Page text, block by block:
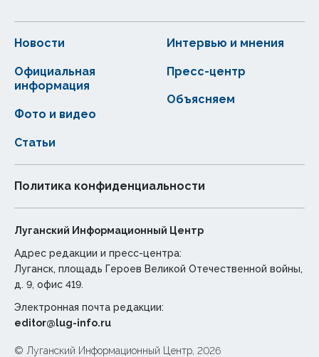
Новости
Статьи
Официальная
информация
Интервью и мнения
Фото и видео
Пресс-центр
Объясняем
Политика конфиденциальности
Луганский Информационный Центр
Адрес редакции и пресс-центра:
Луганск, площадь Героев Великой Отечественной войны,
д. 9, офис 419.
Электронная почта редакции:
editor@lug-info.ru
© Луганский Информационный Центр, 2026